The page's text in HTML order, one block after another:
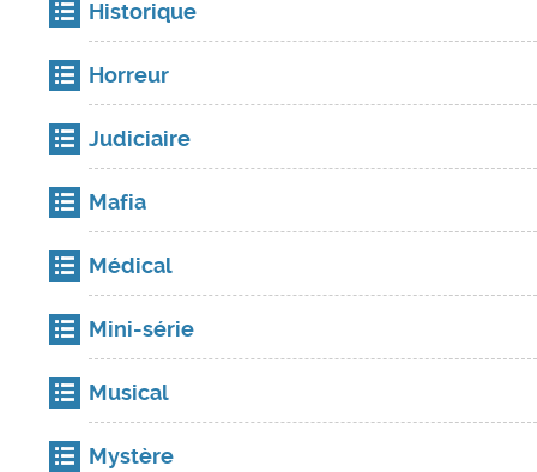
Historique
Horreur
Judiciaire
Mafia
Médical
Mini-série
Musical
Mystère